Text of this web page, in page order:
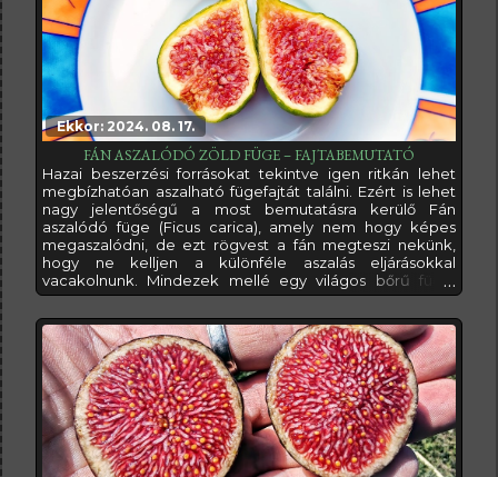
Ekkor: 2024. 08. 17.
FÁN ASZALÓDÓ ZÖLD FÜGE – FAJTABEMUTATÓ
Hazai beszerzési forrásokat tekintve igen ritkán lehet
megbízhatóan aszalható fügefajtát találni. Ezért is lehet
nagy jelentőségű a most bemutatásra kerülő Fán
aszalódó füge (Ficus carica), amely nem hogy képes
megaszalódni, de ezt rögvest a fán megteszi nekünk,
hogy ne kelljen a különféle aszalás eljárásokkal
vacakolnunk. Mindezek mellé egy világos bőrű füge,
konkrétan zöld. Nem csak éretlenül, de teljes érésben is
az, ami miatt nem nagyon figyelnek fel rá tollas barátaink,
így a madarak okozta kár konkrétan 0%-ra tehető.Ennyi
bevezető után akkor